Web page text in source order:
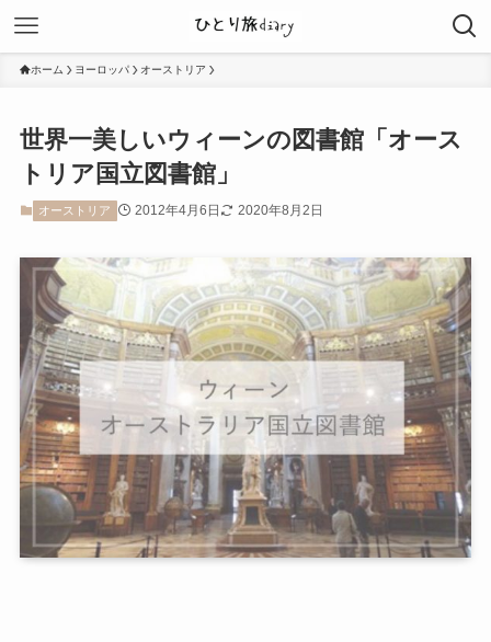
ホーム ヨーロッパ オーストリア
世界一美しいウィーンの図書館「オース
トリア国立図書館」
オーストリア 2012年4月6日 2020年8月2日